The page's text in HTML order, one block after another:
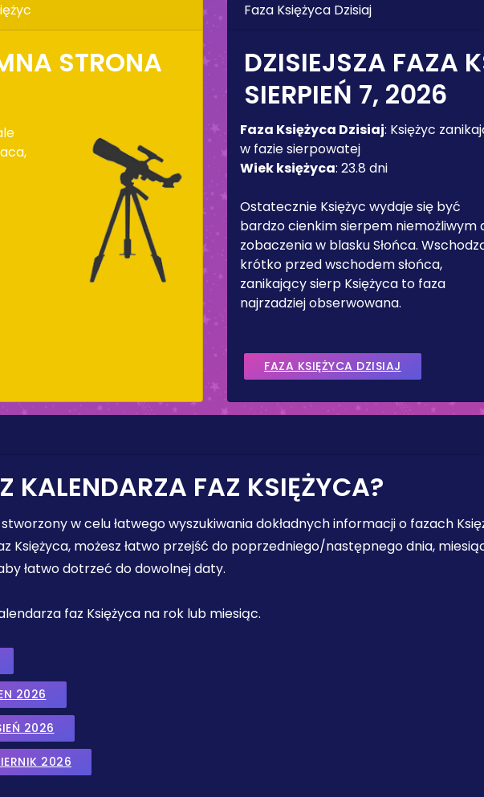
STRONA
Faza Księżyca Dzisiaj
DZISIEJSZA FAZA
SIERPIEŃ 7, 2026
Faza Księżyca Dzisiaj: Księżyc
w fazie sierpowatej
Wiek księżyca: 23.8 dni
Ostatecznie Księżyc wydaje się być
bardzo cienkim sierpem niemożliwym
zobaczenia w blasku Słońca.
krótko przed wschodem słońca,
zanikający sierp Księżyca to faza
najrzadziej obserwowana.
FAZA KSIĘŻYCA DZISIAJ
KALENDARZA FAZ KSIĘŻYCA?
w celu łatwego wyszukiwania dokładnych informacji o fazach
Księżyca, możesz łatwo przejść do poprzedniego/następnego dnia,
łatwo dotrzeć do dowolnej daty.
faz Księżyca na rok lub miesiąc.
2026
2026
2026